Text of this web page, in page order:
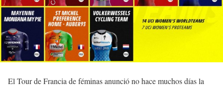
El Tour de Francia de féminas anunció no hace muchos días la